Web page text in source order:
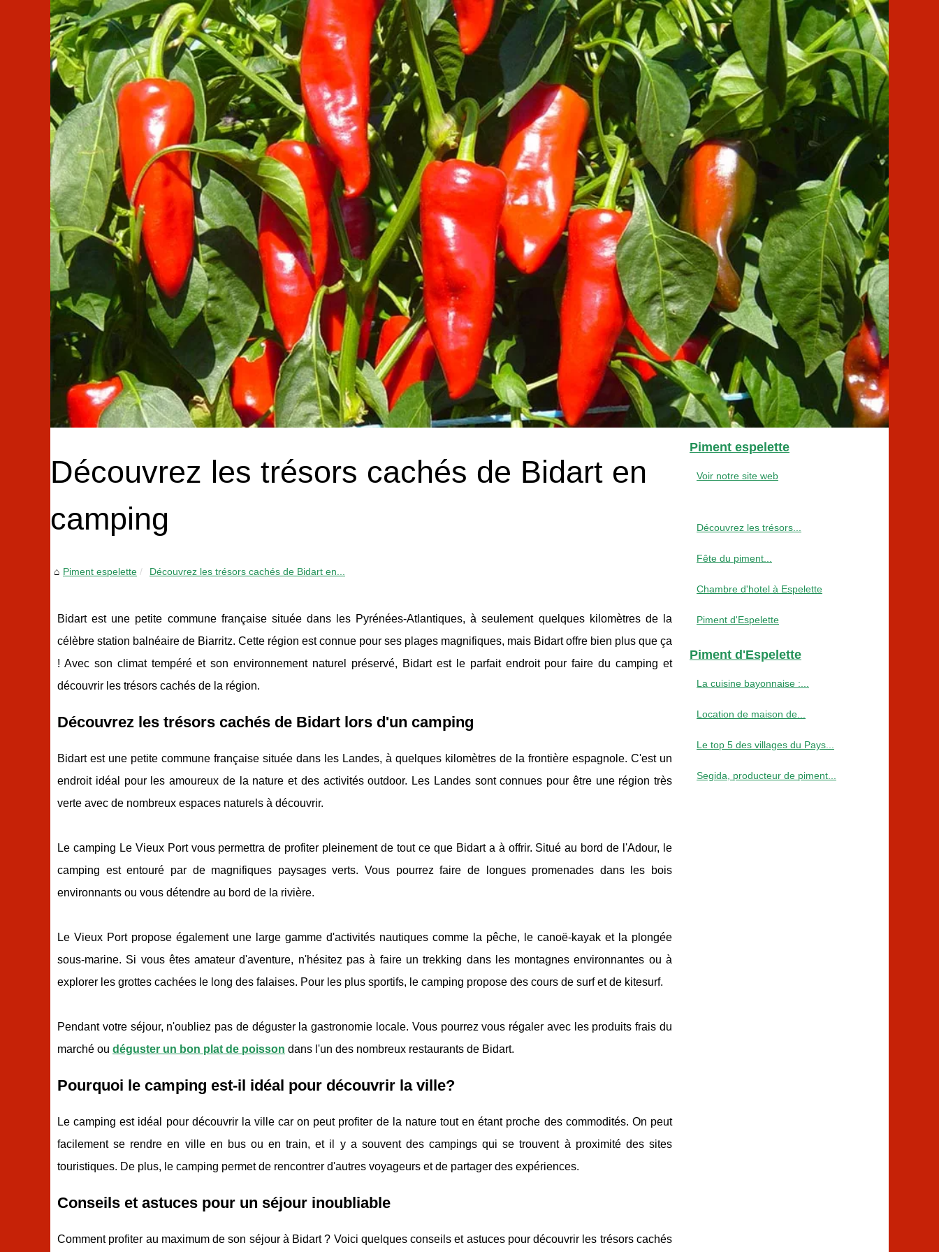
Découvrez les trésors cachés de Bidart en
camping
Piment espelette Découvrez les trésors cachés de Bidart en...
Bidart est une petite commune française située dans les Pyrénées-Atlantiques, à seulement quelques kilomètres de la
célèbre station balnéaire de Biarritz. Cette région est connue pour ses plages magnifiques, mais Bidart offre bien plus que ça
! Avec son climat tempéré et son environnement naturel préservé, Bidart est le parfait endroit pour faire du camping et
découvrir les trésors cachés de la région.
Découvrez les trésors cachés de Bidart lors d'un camping
Bidart est une petite commune française située dans les Landes, à quelques kilomètres de la frontière espagnole. C'est un
endroit idéal pour les amoureux de la nature et des activités outdoor. Les Landes sont connues pour être une région très
verte avec de nombreux espaces naturels à découvrir.
Le camping Le Vieux Port vous permettra de profiter pleinement de tout ce que Bidart a à offrir. Situé au bord de l'Adour, le
camping est entouré par de magnifiques paysages verts. Vous pourrez faire de longues promenades dans les bois
environnants ou vous détendre au bord de la rivière.
Le Vieux Port propose également une large gamme d'activités nautiques comme la pêche, le canoë-kayak et la plongée
sous-marine. Si vous êtes amateur d'aventure, n'hésitez pas à faire un trekking dans les montagnes environnantes ou à
explorer les grottes cachées le long des falaises. Pour les plus sportifs, le camping propose des cours de surf et de kitesurf.
Pendant votre séjour, n'oubliez pas de déguster la gastronomie locale. Vous pourrez vous régaler avec les produits frais du
marché ou déguster un bon plat de poisson dans l'un des nombreux restaurants de Bidart.
Pourquoi le camping est-il idéal pour découvrir la ville?
Le camping est idéal pour découvrir la ville car on peut profiter de la nature tout en étant proche des commodités. On peut
facilement se rendre en ville en bus ou en train, et il y a souvent des campings qui se trouvent à proximité des sites
touristiques. De plus, le camping permet de rencontrer d'autres voyageurs et de partager des expériences.
Conseils et astuces pour un séjour inoubliable
Comment profiter au maximum de son séjour à Bidart ? Voici quelques conseils et astuces pour découvrir les trésors cachés
Piment espelette
Voir notre site web
Découvrez les trésors...
Fête du piment...
Chambre d'hotel à Espelette
Piment d'Espelette
Piment d'Espelette
La cuisine bayonnaise :...
Location de maison de...
Le top 5 des villages du Pays...
Segida, producteur de piment...